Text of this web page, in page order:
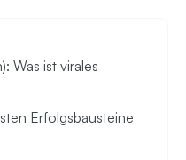
Was ist virales
Erfolgsbausteine